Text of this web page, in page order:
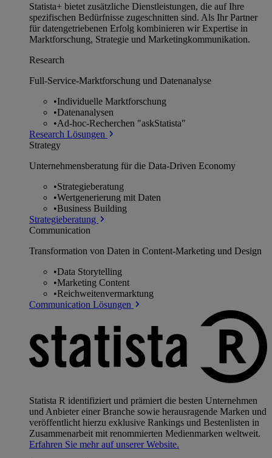
Statista+ bietet zusätzliche Dienstleistungen, die auf Ihre
spezifischen Bedürfnisse zugeschnitten sind. Als Ihr Partner
für datengetriebenen Erfolg kombinieren wir Expertise in
Marktforschung, Strategie und Marketingkommunikation.
Research
Full-Service-Marktforschung und Datenanalyse
•Individuelle Marktforschung
•Datenanalysen
•Ad-hoc-Recherchen "askStatista"
Research Lösungen
Strategy
Unternehmens­beratung für die Data-Driven Economy
•Strategieberatung
•Wertgenerierung mit Daten
•Business Building
Strategieberatung
Communication
Transformation von Daten in Content-Marketing und Design
•Data Storytelling
•Marketing Content
•Reichweitenvermarktung
Communication Lösungen
Statista R identifiziert und prämiert die besten Unternehmen
und Anbieter einer Branche sowie herausragende Marken und
veröffentlicht hierzu exklusive Rankings und Bestenlisten in
Zusammenarbeit mit renommierten Medienmarken weltweit.
Erfahren Sie mehr auf unserer Website.